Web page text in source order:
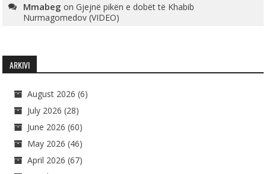
Mmabeg onGjejnë pikën e dobët të Khabib
Nurmagomedov (VIDEO)
ARKIVI
August 2026 (6)
July 2026 (28)
June 2026 (60)
May 2026 (46)
April 2026 (67)